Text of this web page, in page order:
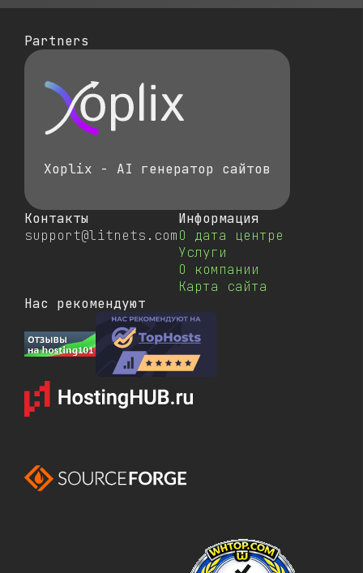
Partners
Xoplix - AI генератор сайтов
Контакты
support@litnets.com
Информация
О дата центре
Услуги
О компании
Карта сайта
Нас рекомендуют